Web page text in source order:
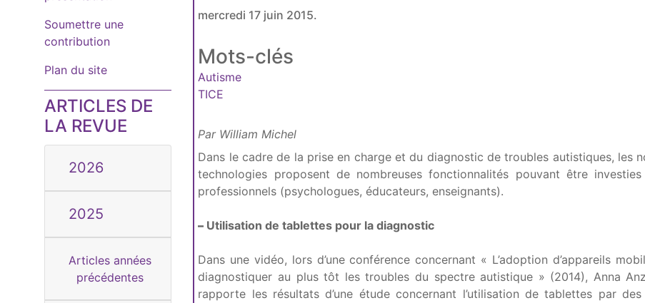
Soumettre une
contribution
Plan du site
ARTICLES DE
LA REVUE
2026
2025
Articles années
précédentes
mercredi 17 juin 2015.
Mots-clés
Autisme
TICE
Par William Michel
Dans le cadre de la prise en charge et du diagnostic de troubles autistiques, les
technologies proposent de nombreuses fonctionnalités pouvant être
professionnels (psychologues, éducateurs, enseignants).
– Utilisation de tablettes pour la diagnostic
Dans une vidéo, lors d’une conférence concernant « L’adoption d’appareils
diagnostiquer au plus tôt les troubles du spectre autistique » (2014), Anna
rapporte les résultats d’une étude concernant l’utilisation de tablettes par des